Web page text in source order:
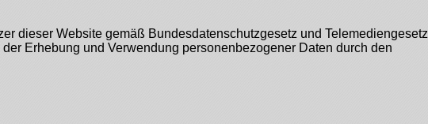
dieser Website gemäß Bundesdatenschutzgesetz und Telemediengesetz
Erhebung und Verwendung personenbezogener Daten durch den